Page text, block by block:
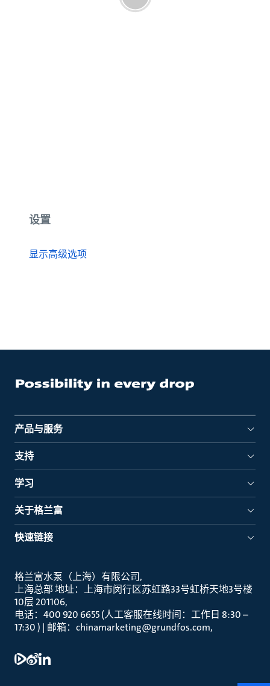
设置
显示高级选项
产品与服务
支持
学习
关于格兰富
快速链接
格兰富水泵（上海）有限公司
上海总部 地址：上海市闵行区苏虹路33号虹桥天地3号楼
10层 201106
电话：400 920 6655 (人工客服在线时间：工作日 8:30 –
17:30 ) | 邮箱：chinamarketing@grundfos.com